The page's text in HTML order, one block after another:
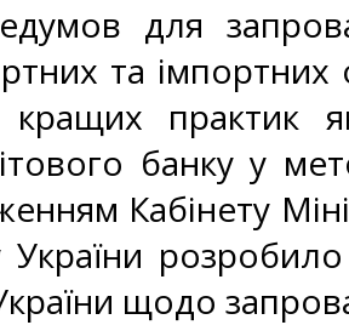
для
та
практик
банку у
Кабінету
щодо